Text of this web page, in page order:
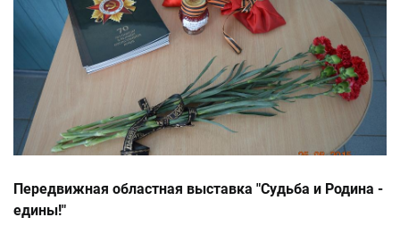
Передвижная областная выставка "Судьба и Родина -
едины!"